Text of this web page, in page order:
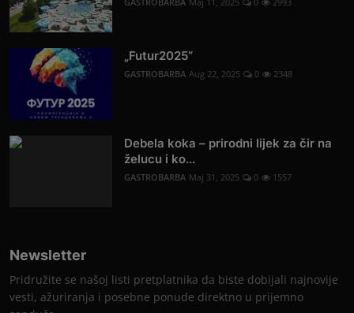
„Futur2025“
GASTROBARBA Aug 22, 2025 0 2348
Debela koka – prirodni lijek za čir na
želucu i ko...
GASTROBARBA Maj 31, 2025 0 1557
Newsletter
Pridružite se našoj listi pretplatnika da biste dobijali najnovije
vesti, ažuriranja i posebne ponude direktno u prijemno